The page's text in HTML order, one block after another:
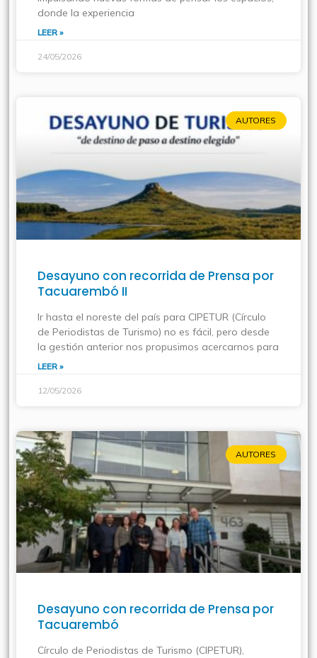
donde la experiencia
LEER »
24/05/2026
AUTORES
Desayuno con recorrida de Prensa por
Tacuarembó II
Ir hasta el noreste del país para CIPETUR (Círculo
de Periodistas de Turismo) no es fácil, pero desde
la gestión anterior nos propusimos acercarnos para
LEER »
12/05/2026
AUTORES
Desayuno con recorrida de Prensa por
Tacuarembó
Círculo de Periodistas de Turismo (CIPETUR),